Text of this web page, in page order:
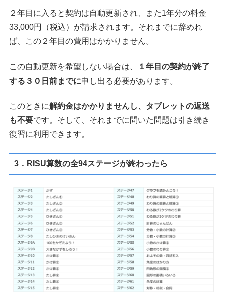
２年目に入ると契約は自動更新され、また1年分の料金
33,000円（税込）が請求されます。それまでに辞めれ
ば、この２年目の費用はかかりません。
この自動更新を希望しない場合は、
１年目の契約が終了
する３０日前までに申し出る必要があります。
このときに解約金はかかりませんし、タブレットの返送
も不要です。そして、それまでに問いた問題は引き続き
復習に利用できます。
3．RISU算数の全94ステージが終わったら